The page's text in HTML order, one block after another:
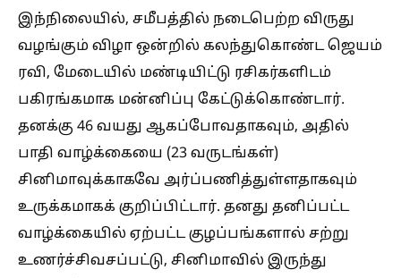
இந்நிலையில், சமீபத்தில் நடைபெற்ற விருது
வழங்கும் விழா ஒன்றில் கலந்துகொண்ட ஜெயம்
ரவி, மேடையில் மண்டியிட்டு ரசிகர்களிடம்
பகிரங்கமாக மன்னிப்பு கேட்டுக்கொண்டார்.
தனக்கு 46 வயது ஆகப்போவதாகவும், அதில்
பாதி வாழ்க்கையை (23 வருடங்கள்)
சினிமாவுக்காகவே அர்ப்பணித்துள்ளதாகவும்
உருக்கமாகக் குறிப்பிட்டார். தனது தனிப்பட்ட
வாழ்க்கையில் ஏற்பட்ட குழப்பங்களால் சற்று
உணர்ச்சிவசப்பட்டு, சினிமாவில் இருந்து